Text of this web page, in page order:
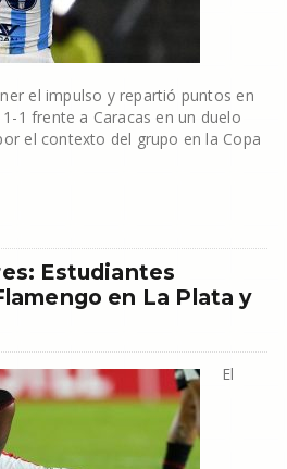
el impulso y repartió puntos en
1 frente a Caracas en un duelo
el contexto del grupo en la Copa
Estudiantes
en La Plata y
El